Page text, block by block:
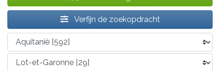
Verfijn de zoekopdracht